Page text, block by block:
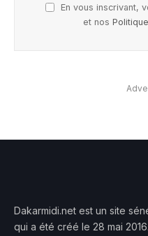
En vous inscrivant,
et nos
Dakarmidi.net est un site
qui a été créé le 28 mai 2016.